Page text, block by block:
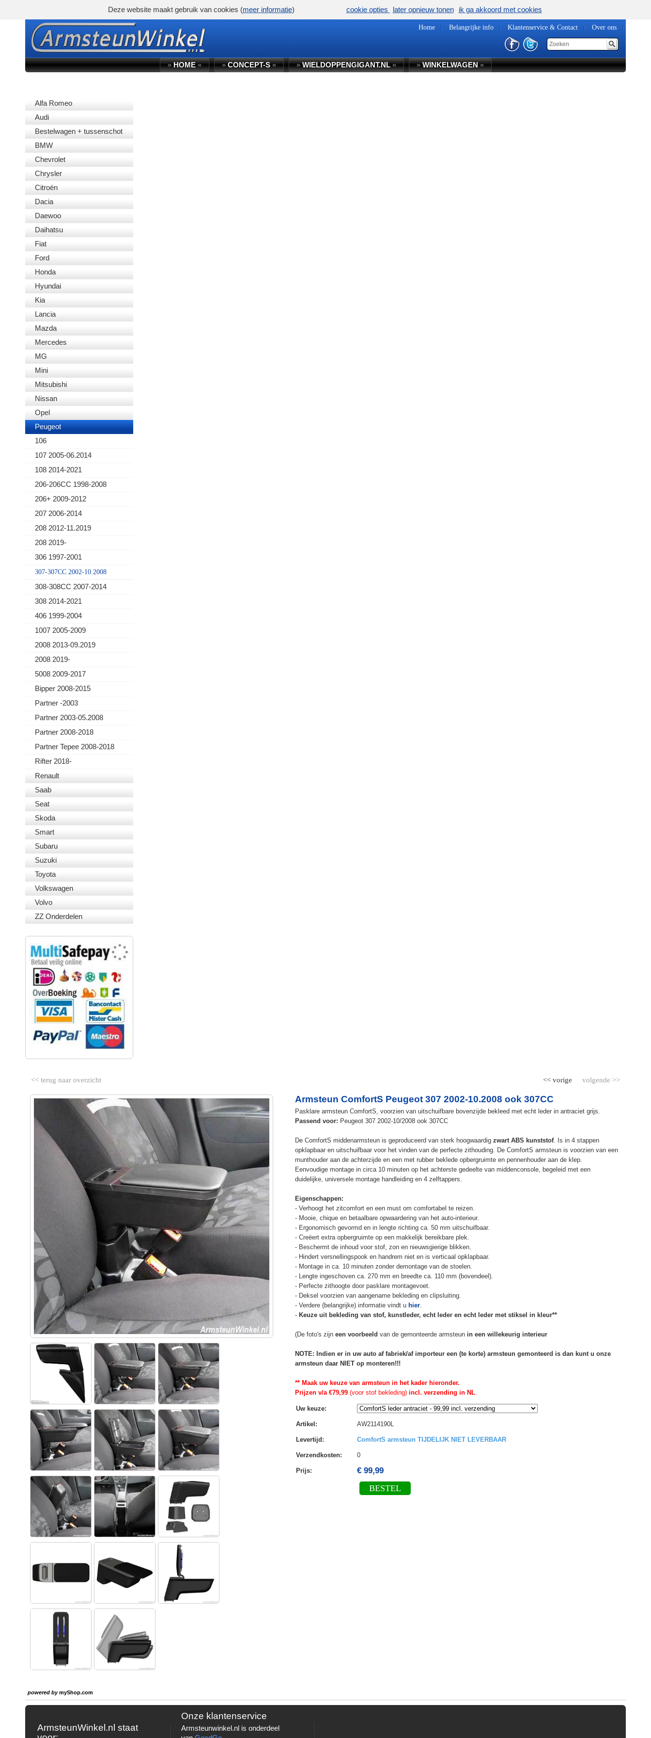
Home Belangrijke info Klantenservice & Contact Over ons
»HOME« »CONCEPT-S« »WIELDOPPENGIGANT.NL« »WINKELWAGEN«
Alfa Romeo
Audi
Bestelwagen + tussenschot
BMW
Chevrolet
Chrysler
Citroën
Dacia
Daewoo
Daihatsu
Fiat
Ford
Honda
Hyundai
Kia
Lancia
Mazda
Mercedes
MG
Mini
Mitsubishi
Nissan
Opel
Peugeot
106
107 2005-06.2014
108 2014-2021
206-206CC 1998-2008
206+ 2009-2012
207 2006-2014
208 2012-11.2019
208 2019-
306 1997-2001
307-307CC 2002-10.2008
308-308CC 2007-2014
308 2014-2021
406 1999-2004
1007 2005-2009
2008 2013-09.2019
2008 2019-
5008 2009-2017
Bipper 2008-2015
Partner -2003
Partner 2003-05.2008
Partner 2008-2018
Partner Tepee 2008-2018
Rifter 2018-
Renault
Saab
Seat
Skoda
Smart
Subaru
Suzuki
Toyota
Volkswagen
Volvo
ZZ Onderdelen
<< terug naar overzicht volgende >>
<< vorige
Armsteun ComfortS Peugeot 307 2002-10.2008 ook 307CC
Pasklare armsteun ComfortS, voorzien van uitschuifbare bovenzijde bekleed met echt leder in antraciet grijs.
Passend voor: Peugeot 307 2002-10/2008 ook 307CC
De ComfortS middenarmsteun is geproduceerd van sterk hoogwaardig zwart ABS kunststof. Is in 4 stappen
opklapbaar en uitschuifbaar voor het vinden van de perfecte zithouding. De ComfortS armsteun is voorzien van een
munthouder aan de achterzijde en een met rubber beklede opbergruimte en pennenhouder aan de klep.
Eenvoudige montage in circa 10 minuten op het achterste gedeelte van middenconsole, begeleid met een
duidelijke, universele montage handleiding en 4 zelftappers.
Eigenschappen:
- Verhoogt het zitcomfort en een must om comfortabel te reizen.
- Mooie, chique en betaalbare opwaardering van het auto-interieur.
- Ergonomisch gevormd en in lengte richting ca. 50 mm uitschuifbaar.
- Creëert extra opbergruimte op een makkelijk bereikbare plek.
- Beschermt de inhoud voor stof, zon en nieuwsgierige blikken.
- Hindert versnellingspook en handrem niet en is verticaal opklapbaar.
- Montage in ca. 10 minuten zonder demontage van de stoelen.
- Lengte ingeschoven ca. 270 mm en breedte ca. 110 mm (bovendeel).
- Perfecte zithoogte door pasklare montagevoet.
- Deksel voorzien van aangename bekleding en clipsluiting.
- Verdere (belangrijke) informatie vindt u hier.
- Keuze uit bekleding van stof, kunstleder, echt leder en echt leder met stiksel in kleur**
(De foto's zijn een voorbeeld van de gemonteerde armsteun in een willekeurig interieur
NOTE: Indien er in uw auto af fabriek/af importeur een (te korte) armsteun gemonteerd is dan kunt u onze
armsteun daar NIET op monteren!!!
** Maak uw keuze van armsteun in het kader hieronder.
Prijzen v/a €79,99(voor stof bekleding)incl. verzending in NL.
Uw keuze:
Artikel : AW2114190L
Levertijd : ComfortS armsteun TIJDELIJK NIET LEVERBAAR
Verzendkosten: 0
Prijs: € 99,99
BESTEL
powered bymyShop.com
ArmsteunWinkel.nl staat
Onze klantenservice
Armsteunwinkel.nl is onderdeel
Deze website maakt gebruik van cookies (meer informatie) cookie opties later opnieuw tonen ik ga akkoord met cookies